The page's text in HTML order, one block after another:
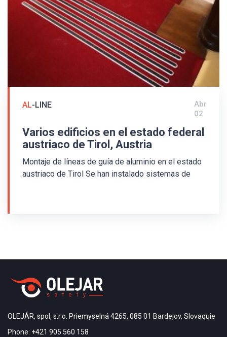
AL-LINE
Abr
02
Varios edificios en el estado federal
austriaco de Tirol, Austria
Montaje de líneas de guía de aluminio en el estado
austriaco de Tirol Se han instalado sistemas de
cola líquida. El campo de advertencia frente a las
líneas de guía orientadas transversalmente.
OLEJÁR, spol, s.r.o. Priemyselná 4265, 085 01 Bardejov, Slovaquie
Phone: +421 905 560 158